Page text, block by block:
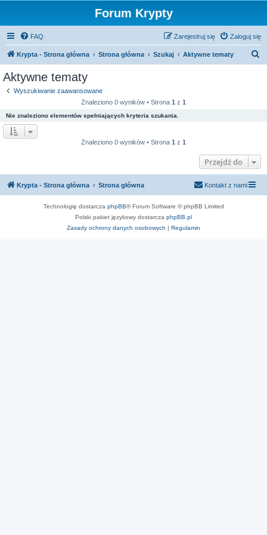
Forum Krypty
FAQ Zaloguj się
Zarejestruj się
Krypta - Strona główna Strona główna Szukaj Aktywne tematy
Aktywne tematy
Wyszukiwanie zaawansowane
Znaleziono 0 wyników • Strona 1 z 1
Nie znaleziono elementów spełniających kryteria szukania.
Znaleziono 0 wyników • Strona 1 z 1
Przejdź do
Krypta - Strona główna Strona główna Kontakt z nami
Technologię dostarcza phpBB® Forum Software © phpBB Limited
Polski pakiet językowy dostarcza phpBB.pl
Zasady ochrony danych osobowych | Regulamin